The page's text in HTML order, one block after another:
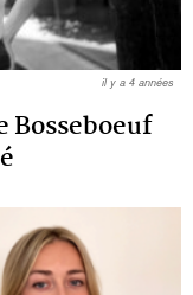
Bosseboeuf
il y a 4 années